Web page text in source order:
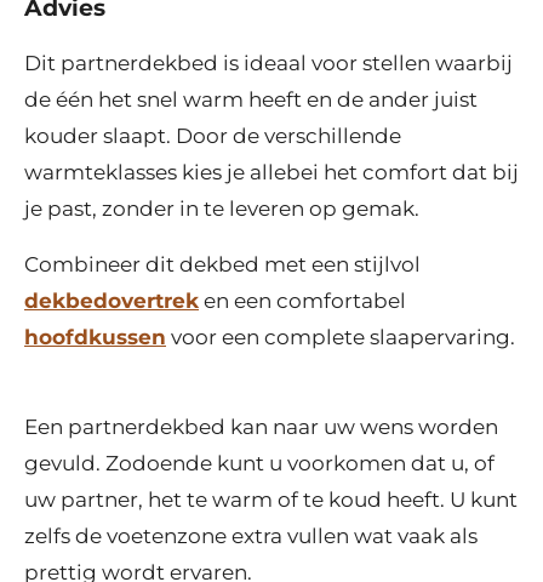
Advies
Dit partnerdekbed is ideaal voor stellen waarbij
de één het snel warm heeft en de ander juist
kouder slaapt. Door de verschillende
warmteklasses kies je allebei het comfort dat bij
je past, zonder in te leveren op gemak.
Combineer dit dekbed met een stijlvol
dekbedovertrek en een comfortabel
hoofdkussen voor een complete slaapervaring.
Een partnerdekbed kan naar uw wens worden
gevuld. Zodoende kunt u voorkomen dat u, of
uw partner, het te warm of te koud heeft. U kunt
zelfs de voetenzone extra vullen wat vaak als
prettig wordt ervaren.